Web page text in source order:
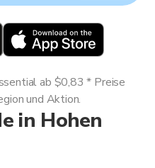
in Hohen
ab $0,83 * Preise
und Aktion.